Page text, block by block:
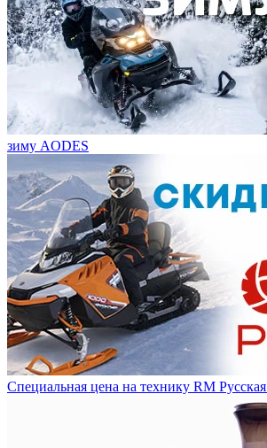
зиму AODES
Специальная цена на технику RM